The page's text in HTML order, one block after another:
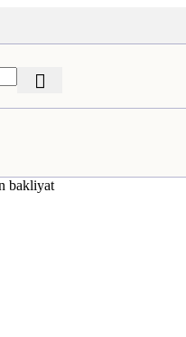
bakliyat